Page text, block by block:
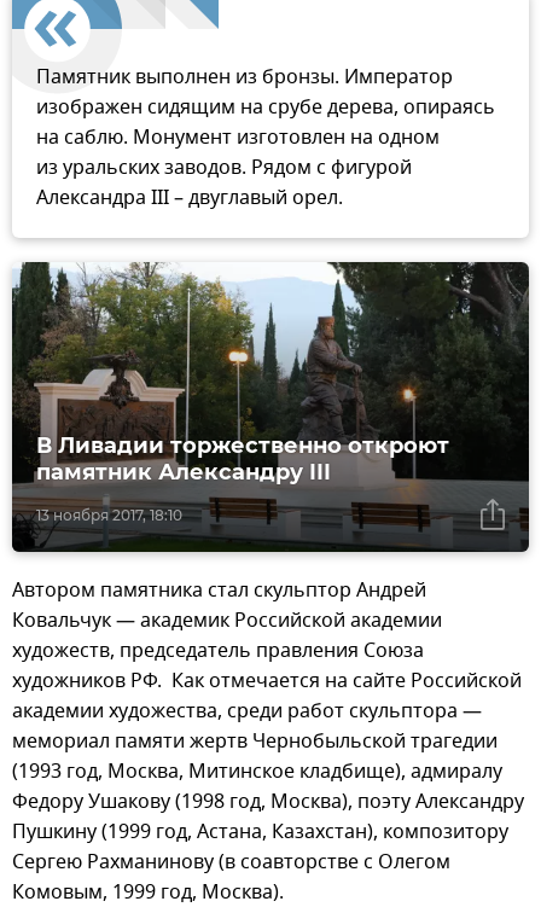
Памятник выполнен из бронзы. Император
изображен сидящим на срубе дерева, опираясь
на саблю. Монумент изготовлен на одном
из уральских заводов. Рядом с фигурой
Александра III – двуглавый орел.
13 ноября 2017, 18:10
В Ливадии торжественно откроют
памятник Александру III
Автором памятника стал скульптор Андрей
Ковальчук — академик Российской академии
художеств, председатель правления Союза
художников РФ. Как отмечается на сайте Российской
академии художества, среди работ скульптора —
мемориал памяти жертв Чернобыльской трагедии
(1993 год, Москва, Митинское кладбище), адмиралу
Федору Ушакову (1998 год, Москва), поэту Александру
Пушкину (1999 год, Астана, Казахстан), композитору
Сергею Рахманинову (в соавторстве с Олегом
Комовым, 1999 год, Москва).